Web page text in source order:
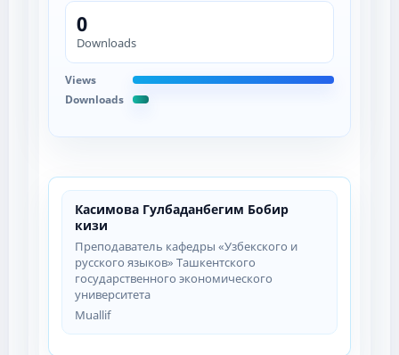
Касимова Гулбаданбегим Бобир
кизи
Преподаватель кафедры «Узбекского и
русского языков» Ташкентского
государственного экономического
университета
Muallif
0
Downloads
Views
Downloads